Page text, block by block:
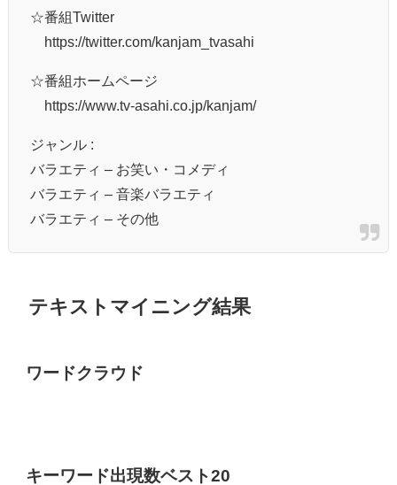
☆番組Twitter
https://twitter.com/kanjam_tvasahi
☆番組ホームページ
https://www.tv-asahi.co.jp/kanjam/
ジャンル :
バラエティ – お笑い・コメディ
バラエティ – 音楽バラエティ
バラエティ – その他
テキストマイニング結果
ワードクラウド
キーワード出現数ベスト20